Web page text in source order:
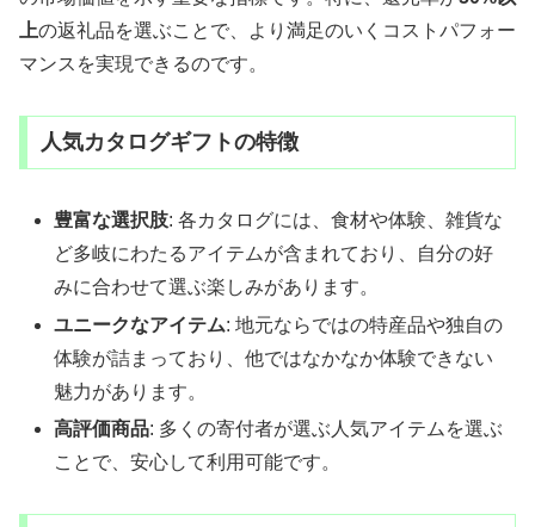
上の返礼品を選ぶことで、より満足のいくコストパフォー
マンスを実現できるのです。
人気カタログギフトの特徴
豊富な選択肢: 各カタログには、食材や体験、雑貨な
ど多岐にわたるアイテムが含まれており、自分の好
みに合わせて選ぶ楽しみがあります。
ユニークなアイテム: 地元ならではの特産品や独自の
体験が詰まっており、他ではなかなか体験できない
魅力があります。
高評価商品: 多くの寄付者が選ぶ人気アイテムを選ぶ
ことで、安心して利用可能です。